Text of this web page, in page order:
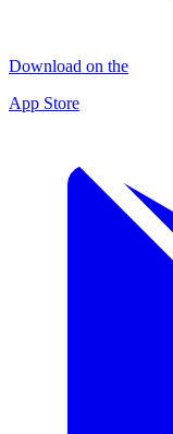
Download on the
App Store